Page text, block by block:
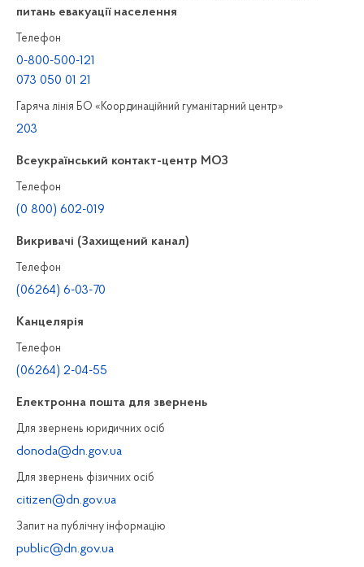
питань евакуації населення
Телефон
0-800-500-121
073 050 01 21
Гаряча лінія БО «Координаційний гуманітарний центр»
203
Всеукраїнський контакт-центр МОЗ
Телефон
(0 800) 602-019
Викривачі (Захищений канал)
Телефон
(06264) 6-03-70
Канцелярiя
Телефон
(06264) 2-04-55
Електронна пошта для звернень
Для звернень юридичних осiб
donoda@dn.gov.ua
Для звернень фізичних осiб
citizen@dn.gov.ua
Запит на публiчну інформацiю
public@dn.gov.ua